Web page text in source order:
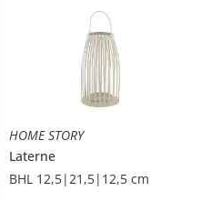
HOME STORY
Laterne
BHL 12,5|21,5|12,5 cm